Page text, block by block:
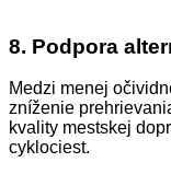
8. Podpora
Medzi menej
zníženie
kvality mestskej
cyklociest.